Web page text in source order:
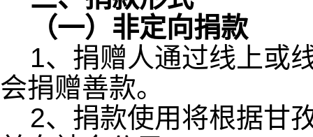
（一）非定向捐款
1、捐赠人通过线上或
会捐赠善款。
2、捐款使用将根据甘